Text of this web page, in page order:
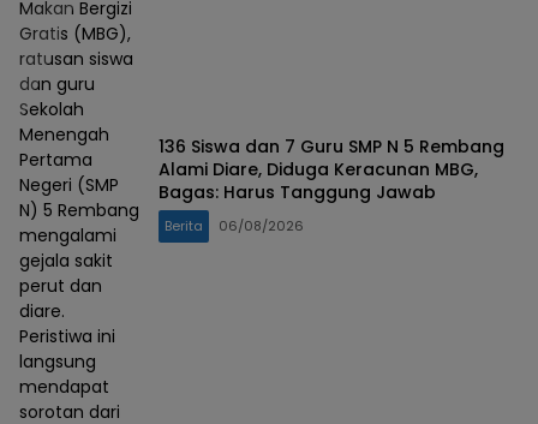
Makan Bergizi
Gratis (MBG),
ratusan siswa
dan guru
Sekolah
Menengah
Pertama
Negeri (SMP
N) 5 Rembang
mengalami
gejala sakit
perut dan
diare.
Peristiwa ini
langsung
mendapat
sorotan dari
136 Siswa dan 7 Guru SMP N 5 Rembang
Alami Diare, Diduga Keracunan MBG,
Bagas: Harus Tanggung Jawab
Berita 06/08/2026